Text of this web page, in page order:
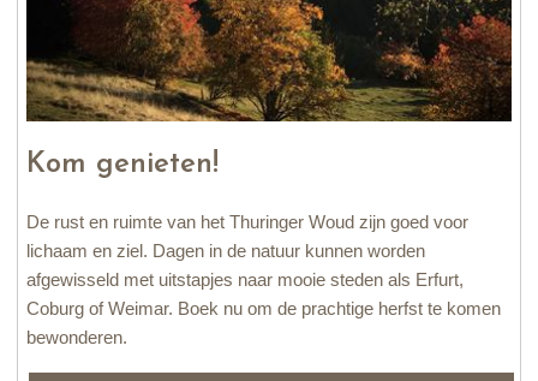
Kom genieten!
De rust en ruimte van het Thuringer Woud zijn goed voor
lichaam en ziel. Dagen in de natuur kunnen worden
afgewisseld met uitstapjes naar mooie steden als Erfurt,
Coburg of Weimar. Boek nu om de prachtige herfst te komen
bewonderen.